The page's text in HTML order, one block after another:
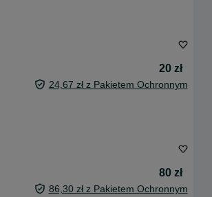
20 zł
24,67 zł z Pakietem Ochronnym
80 zł
86,30 zł z Pakietem Ochronnym